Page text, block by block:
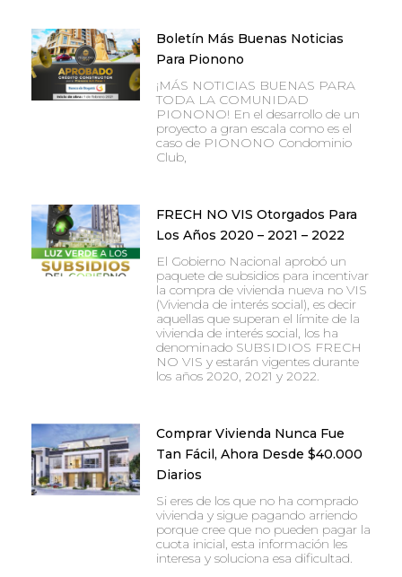
Boletín Más Buenas Noticias
Para Pionono
¡MÁS NOTICIAS BUENAS PARA
TODA LA COMUNIDAD
PIONONO! En el desarrollo de un
proyecto a gran escala como es el
caso de PIONONO Condominio
Club,
FRECH NO VIS Otorgados Para
Los Años 2020 – 2021 – 2022
El Gobierno Nacional aprobó un
paquete de subsidios para incentivar
la compra de vivienda nueva no VIS
(Vivienda de interés social), es decir
aquellas que superan el límite de la
vivienda de interés social, los ha
denominado SUBSIDIOS FRECH
NO VIS y estarán vigentes durante
los años 2020, 2021 y 2022.
Comprar Vivienda Nunca Fue
Tan Fácil, Ahora Desde $40.000
Diarios
Si eres de los que no ha comprado
vivienda y sigue pagando arriendo
porque cree que no pueden pagar la
cuota inicial, esta información les
interesa y soluciona esa dificultad.